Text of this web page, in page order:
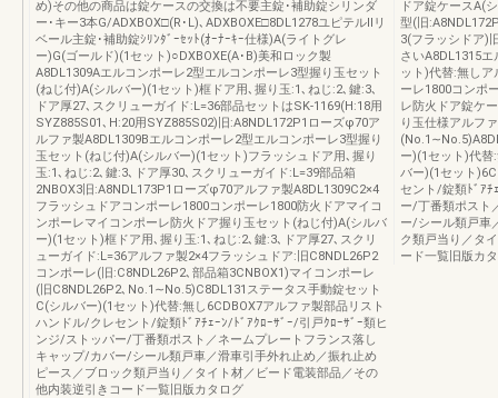
め)その他の商品は錠ケースの交換は不要主錠･補助錠シリンダ
ー･キー3本G/ADXBOX□(R･L)､ADXBOXE□8DL1278ユピテルⅡリ
ベール主錠･補助錠ｼﾘﾝﾀﾞｰｾｯﾄ(ｵｰﾅｰｷｰ仕様)A(ライトグレ
ー)G(ゴールド)(1セット)○DXBOXE(A･B)美和ロック製
A8DL1309Aエルコンポーレ2型エルコンポーレ3型握り玉セット
(ねじ付)A(シルバー)(1セット)框ドア用､握り玉:1､ねじ:2､鍵:3､
ドア厚27､スクリューガイド:L=36部品セットはSK-1169(H:18用
SYZ885S01､H:20用SYZ885S02)旧:A8NDL172P1ローズφ70ア
ルファ製A8DL1309Bエルコンポーレ2型エルコンポーレ3型握り
玉セット(ねじ付)A(シルバー)(1セット)フラッシュドア用､握り
玉:1､ねじ:2､鍵:3､ドア厚30､スクリューガイド:L=39部品箱
2NBOX3旧:A8NDL173P1ローズφ70アルファ製A8DL1309C2×4
フラッシュドアコンポーレ1800コンポーレ1800防火ドアマイコ
ンポーレマイコンポーレ防火ドア握り玉セット(ねじ付)A(シルバ
ー)(1セット)框ドア用､握り玉:1､ねじ:2､鍵:3､ドア厚27､スクリ
ューガイド:L=36アルファ製2×4フラッシュドア:旧C8NDL26P2
コンポーレ(旧:C8NDL26P2､部品箱3CNBOX1)マイコンポーレ
(旧C8NDL26P2､No.1∼No.5)C8DL131ステータス手動錠セット
C(シルバー)(1セット)代替:無し6CDBOX7アルファ製部品リスト
ハンドル/クレセント/錠類ﾄﾞｱﾁｪｰﾝ/ﾄﾞｱｸﾛｰｻﾞｰ/引戸ｸﾛｰｻﾞｰ類ヒ
ンジ/ストッパー/丁番類ポスト／ネームプレートフランス落し
キャップ/カバー/シール類戸車／滑車引手外れ止め／振れ止め
ピース／ブロック類戸当り／タイト材／ビード電装部品／その
他内装逆引きコード一覧旧版カタログ
ドア錠ケースA(
型(旧
3(フラッシドア)
さいA8DL1315
ット)代替:無し
ーレ1800コンポ
レ防火ドア錠ケ
り玉仕様アルフ
ー)(1セット)代替
バー)(1セット
セント/錠類ﾄﾞｱ
ー/丁番類ポスト
ー/シール類戸車
ク類戸当り／タ
ード一覧旧版カ